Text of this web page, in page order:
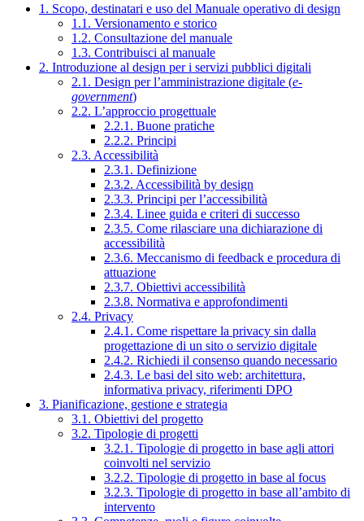
1. Scopo, destinatari e uso del Manuale operativo di design
1.1. Versionamento e storico
1.2. Consultazione del manuale
1.3. Contribuisci al manuale
2. Introduzione al design per i servizi pubblici digitali
2.1. Design per l’amministrazione digitale (e-
government)
2.2. L’approccio progettuale
2.2.1. Buone pratiche
2.2.2. Principi
2.3. Accessibilità
2.3.1. Definizione
2.3.2. Accessibilità by design
2.3.3. Principi per l’accessibilità
2.3.4. Linee guida e criteri di successo
2.3.5. Come rilasciare una dichiarazione di
accessibilità
2.3.6. Meccanismo di feedback e procedura di
attuazione
2.3.7. Obiettivi accessibilità
2.3.8. Normativa e approfondimenti
2.4. Privacy
2.4.1. Come rispettare la privacy sin dalla
progettazione di un sito o servizio digitale
2.4.2. Richiedi il consenso quando necessario
2.4.3. Le basi del sito web: architettura,
informativa privacy, riferimenti DPO
3. Pianificazione, gestione e strategia
3.1. Obiettivi del progetto
3.2. Tipologie di progetti
3.2.1. Tipologie di progetto in base agli attori
coinvolti nel servizio
3.2.2. Tipologie di progetto in base al focus
3.2.3. Tipologie di progetto in base all’ambito di
intervento